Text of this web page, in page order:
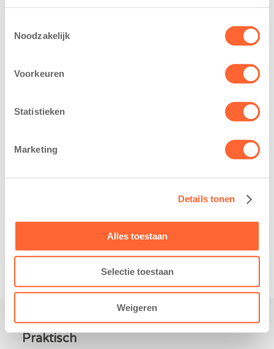
Noodzakelijk
Voorkeuren
Statistieken
Marketing
Details tonen
Alles toestaan
Selectie toestaan
Weigeren
Mini 4 Mijl
7 augustus 2026
2026 – Kinderen
Eelde trainden
voor de Kids First
kregen een…
wijk Wiarda in
realisatie van een
de wijk Wiarda in
Leeuwarden Zuid.
Na…
Praktisch